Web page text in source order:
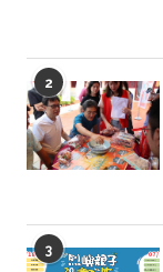
2
3